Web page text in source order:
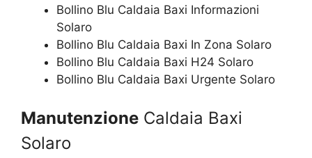
Bollino Blu Caldaia Baxi Informazioni
Solaro
Bollino Blu Caldaia Baxi In Zona Solaro
Bollino Blu Caldaia Baxi H24 Solaro
Bollino Blu Caldaia Baxi Urgente Solaro
Manutenzione Caldaia Baxi
Solaro